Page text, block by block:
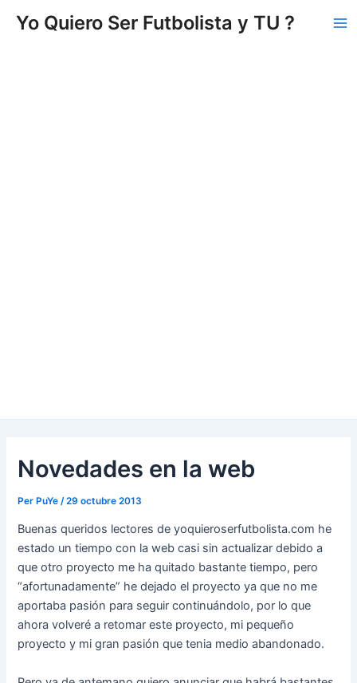
Yo Quiero Ser Futbolista y TU ?
Novedades en la web
Per PuYe/29 octubre 2013
Buenas queridos lectores de yoquieroserfutbolista.com he
estado un tiempo con la web casi sin actualizar debido a
que otro proyecto me ha quitado bastante tiempo, pero
“afortunadamente” he dejado el proyecto ya que no me
aportaba pasión para seguir continuándolo, por lo que
ahora volveré a retomar este proyecto, mi pequeño
proyecto y mi gran pasión que tenia medio abandonado.